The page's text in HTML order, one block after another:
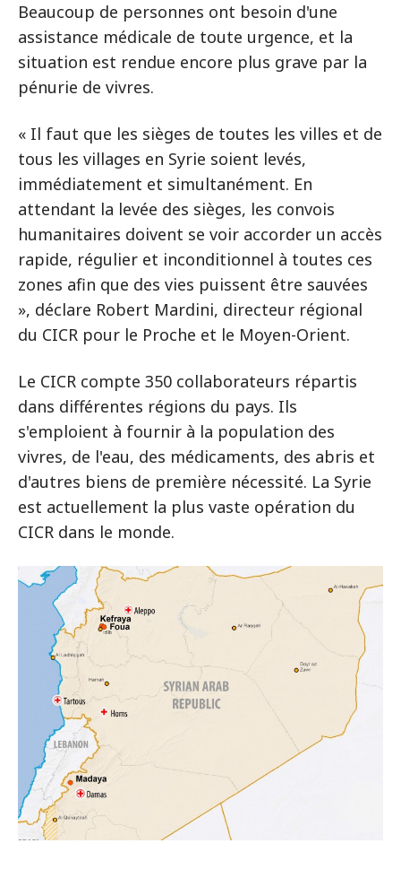
Beaucoup de personnes ont besoin d'une
assistance médicale de toute urgence, et la
situation est rendue encore plus grave par la
pénurie de vivres.
« Il faut que les sièges de toutes les villes et de
tous les villages en Syrie soient levés,
immédiatement et simultanément. En
attendant la levée des sièges, les convois
humanitaires doivent se voir accorder un accès
rapide, régulier et inconditionnel à toutes ces
zones afin que des vies puissent être sauvées
», déclare Robert Mardini, directeur régional
du CICR pour le Proche et le Moyen-Orient.
Le CICR compte 350 collaborateurs répartis
dans différentes régions du pays. Ils
s'emploient à fournir à la population des
vivres, de l'eau, des médicaments, des abris et
d'autres biens de première nécessité. La Syrie
est actuellement la plus vaste opération du
CICR dans le monde.